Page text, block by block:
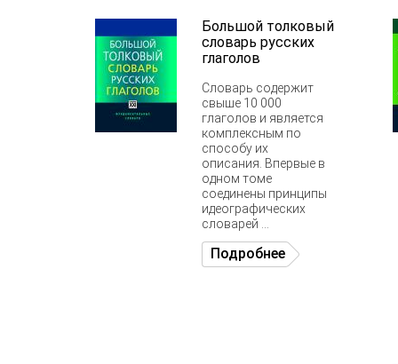
Большой толковый
словарь русских
глаголов
Словарь содержит
свыше 10 000
глаголов и является
комплексным по
способу их
описания. Впервые в
одном томе
соединены принципы
идеографических
словарей ...
Подробнее